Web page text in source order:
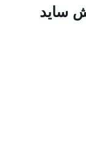
سايد